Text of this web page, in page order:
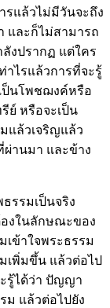
รแล้วไม่มีวันจะถึง
และก็ไม่สามารถ
งปรากฏ แต่ใคร
าไรแล้วการที่จะรู้
ป็นโพชฌงค์หรือ
ย์ หรือจะเป็น
แล้วเจริญแล้ว
านมา และข้าง
รรมเป็นจริง
งในลักษณะของ
ข้าใจพระธรรม
เพิ่มขึ้น แล้วต่อไป
รู้ได้ว่า ปัญญา
ม แล้วต่อไปยัง